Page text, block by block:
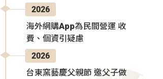
2026
海外網購App為民間營運 收
費、個資引疑慮
2026
台東窯藝慶父親節 邀父子做